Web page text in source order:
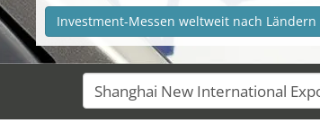
Investment-Messen weltweit nach Ländern